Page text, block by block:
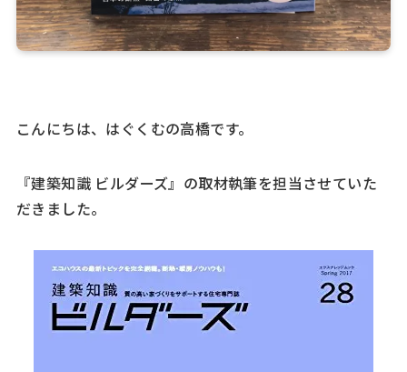
こんにちは、はぐくむの高橋です。
『建築知識 ビルダーズ』の取材執筆を担当させていた
だきました。